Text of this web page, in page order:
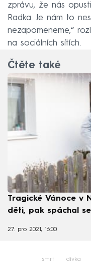
zprávu, že nás
Radka. Je nám to
nezapomeneme,“
na sociálních sítích.
Čtěte také
Tragické Vánoce v
děti, pak spáchal
27. pro 2021, 16:00
smrt dívka